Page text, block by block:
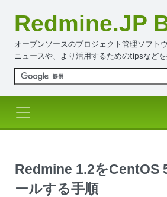
Redmine.JP
オープンソースのプロジェクト管理ソフト
ニュースや、より活用するためのtipsなど
Redmine 1.2をCentOS
ールする手順